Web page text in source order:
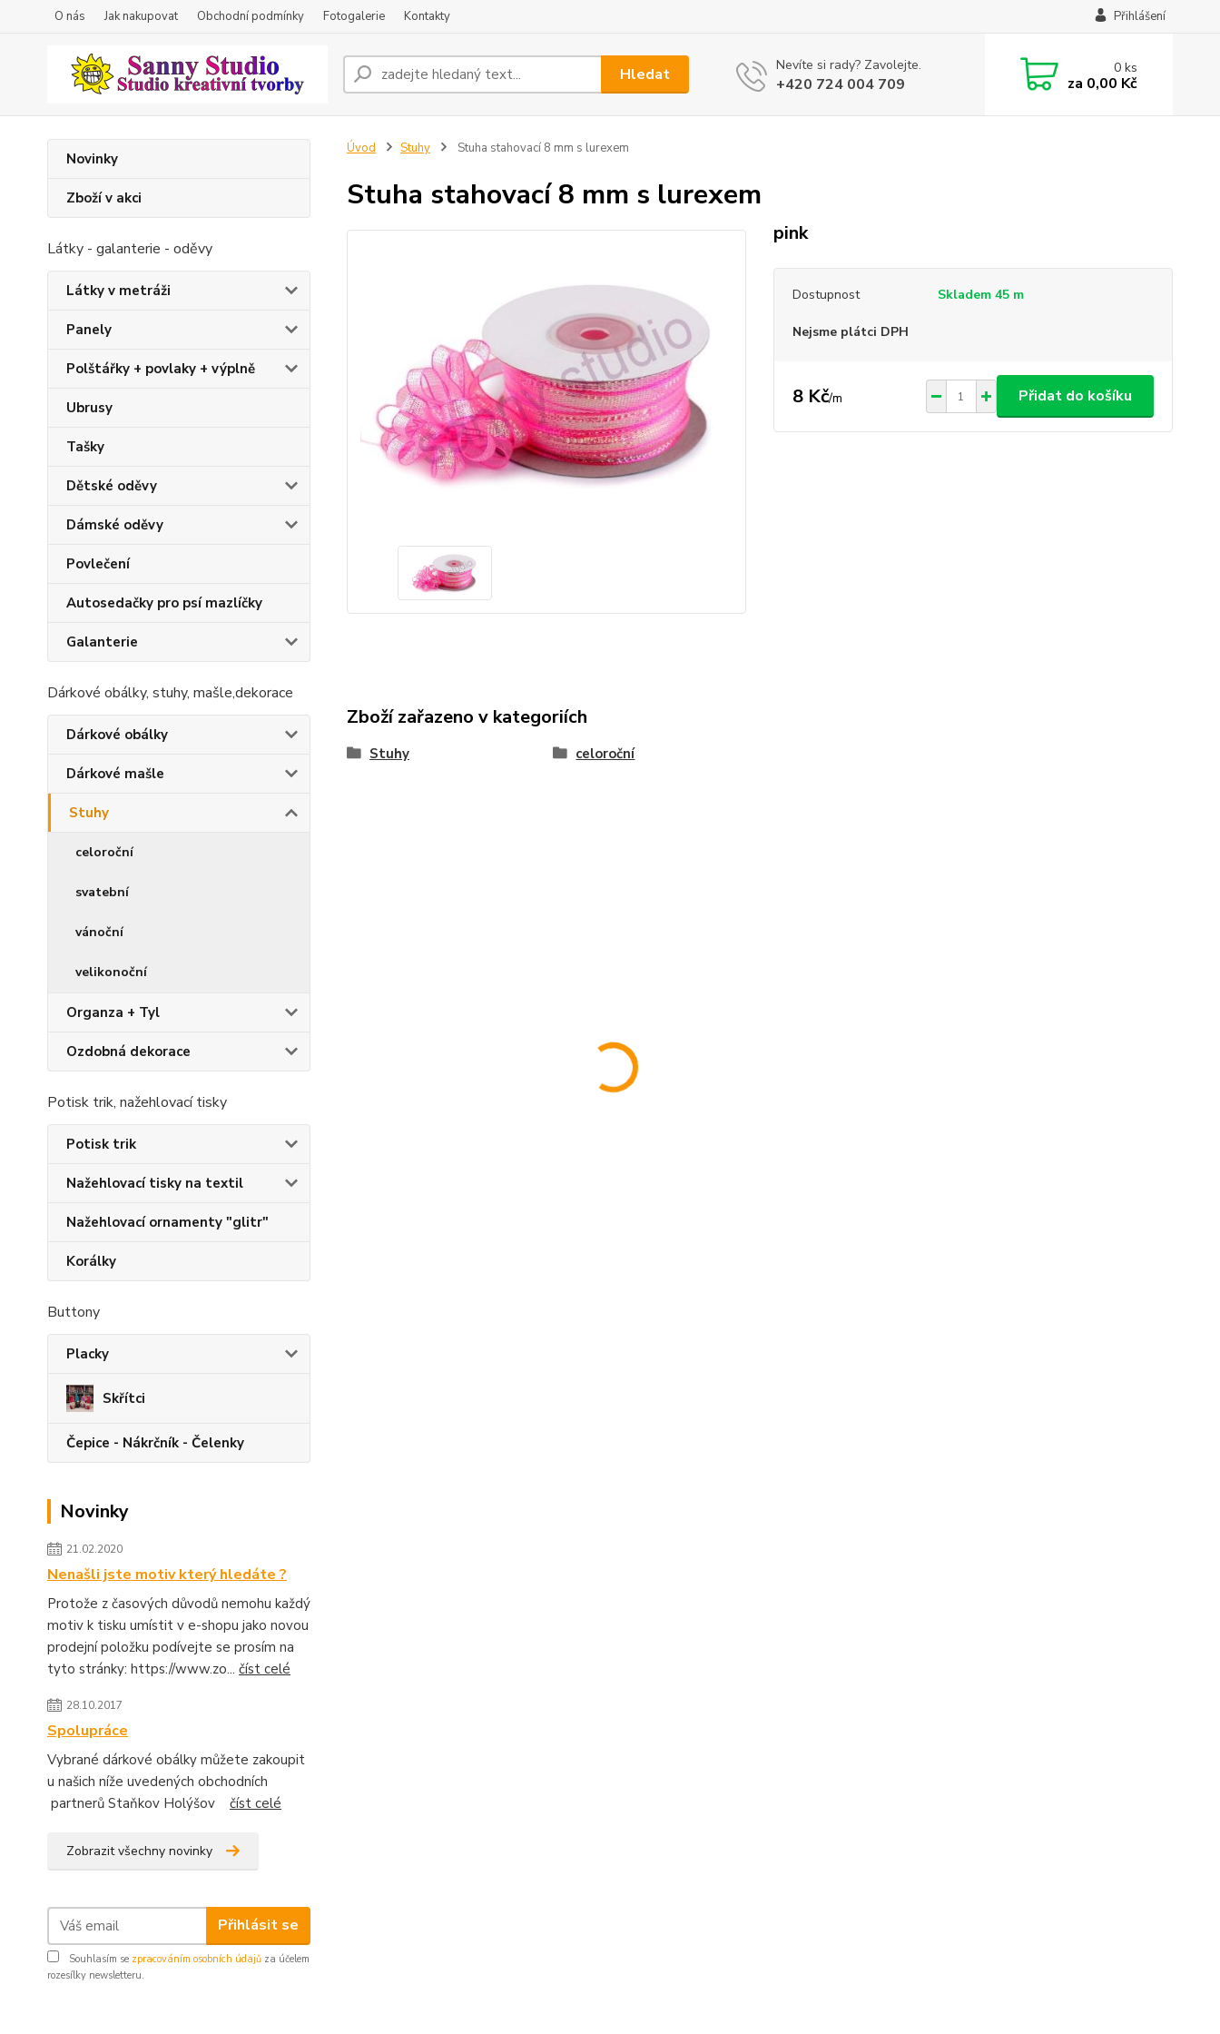
O nás Jak nakupovat Obchodní podmínky Fotogalerie Kontakty Přihlášení
Hledat Nevíte si rady? Zavolejte.
+420 724 004 709
0ks
za 0,00 Kč
Novinky
Zboží v akci
Látky - galanterie - oděvy
Látky v metráži
Panely
Polštářky + povlaky + výplně
Ubrusy
Tašky
Dětské oděvy
Dámské oděvy
Povlečení
Autosedačky pro psí mazlíčky
Galanterie
Dárkové obálky, stuhy, mašle,dekorace
Dárkové obálky
Dárkové mašle
Stuhy
celoroční
svatební
vánoční
velikonoční
Organza + Tyl
Ozdobná dekorace
Potisk trik, nažehlovací tisky
Potisk trik
Nažehlovací tisky na textil
Nažehlovací ornamenty "glitr"
Korálky
Buttony
Placky
Skřítci
Čepice - Nákrčník - Čelenky
Novinky
21.02.2020
Nenašli jste motiv který hledáte ?
Protože z časových důvodů nemohu každý
motiv k tisku umístit v e-shopu jako novou
prodejní položku podívejte se prosím na
tyto stránky: https://www.zo... číst celé
28.10.2017
Spolupráce
Vybrané dárkové obálky můžete zakoupit
u našich níže uvedených obchodních
partnerů Staňkov Holýšov číst celé
Zobrazit všechny novinky
Přihlásit se
Souhlasím se zpracováním osobních údajů za účelem
rozesílky newsletteru.
Úvod Stuhy Stuha stahovací 8 mm s lurexem
Stuha stahovací 8 mm s lurexem
pink
Dostupnost Skladem 45 m
Nejsme plátci DPH
8 Kč/m Přidat do košíku
Zboží zařazeno v kategoriích
Stuhy celoroční